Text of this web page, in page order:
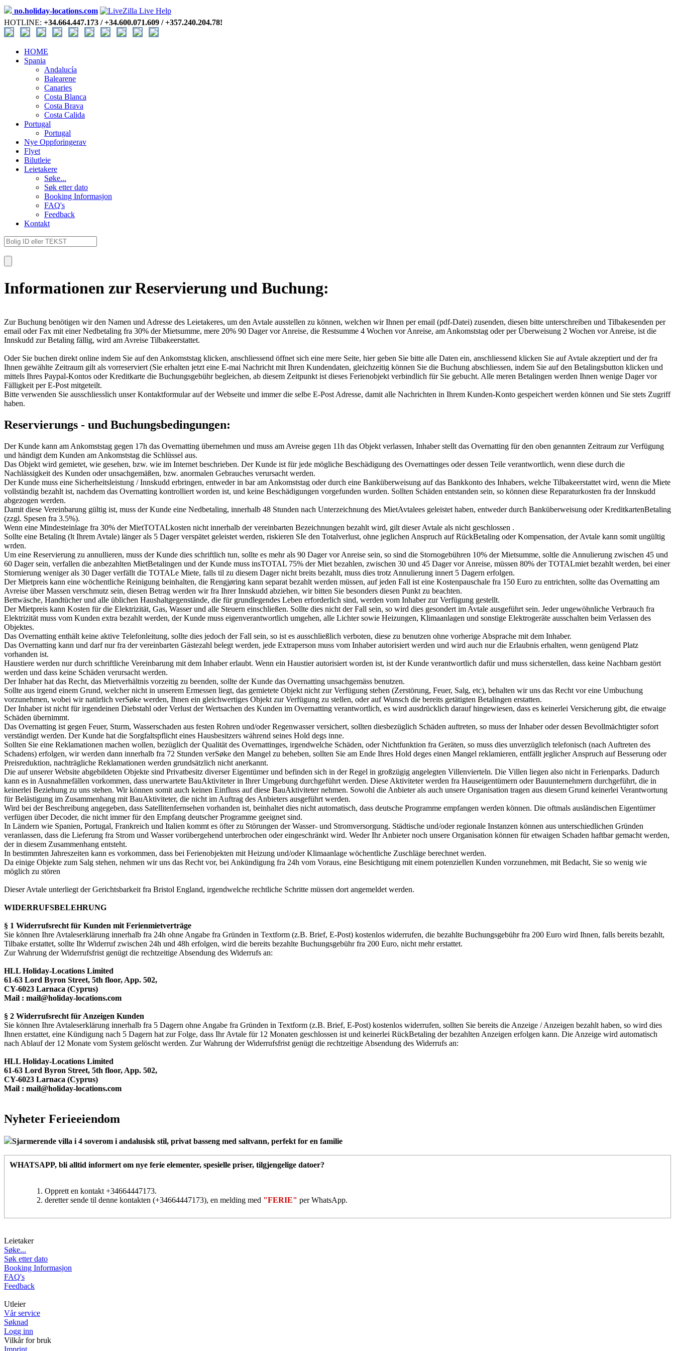
no.holiday-locations.com
HOTLINE: +34.664.447.173 / +34.600.071.609 / +357.240.204.78!
HOME
Spania
Andalucía
Balearene
Canaries
Costa Blanca
Costa Brava
Costa Calida
Portugal
Portugal
Nye Oppforingerav
Flyet
Bilutleie
Leietakere
Søke...
Søk etter dato
Booking Informasjon
FAQ's
Feedback
Kontakt
Informationen zur Reservierung und Buchung:
Zur Buchung benötigen wir den Namen und Adresse des Leietakeres, um den Avtale ausstellen zu können, welchen wir Ihnen per email (pdf-Datei) zusenden, diesen bitte unterschreiben und Tilbakesenden per
email oder Fax mit einer Nedbetaling fra 30% der Mietsumme, mere 20% 90 Dager vor Anreise, die Restsumme 4 Wochen vor Anreise, am Ankomststag oder per Überweisung 2 Wochen vor Anreise, ist die
Innskudd zur Betaling fällig, wird am Avreise Tilbakeerstattet.
Oder Sie buchen direkt online indem Sie auf den Ankomststag klicken, anschliessend öffnet sich eine mere Seite, hier geben Sie bitte alle Daten ein, anschliessend klicken Sie auf Avtale akzeptiert und der fra
Ihnen gewählte Zeitraum gilt als vorreserviert (Sie erhalten jetzt eine E-mai Nachricht mit Ihren Kundendaten, gleichzeitig können Sie die Buchung abschliessen, indem Sie auf den Betalingsbutton klicken und
mittels Ihres Paypal-Kontos oder Kreditkarte die Buchungsgebühr begleichen, ab diesem Zeitpunkt ist dieses Ferienobjekt verbindlich für Sie gebucht. Alle meren Betalingen werden Ihnen wenige Dager vor
Fälligkeit per E-Post mitgeteilt.
Bitte verwenden Sie ausschliesslich unser Kontaktformular auf der Webseite und immer die selbe E-Post Adresse, damit alle Nachrichten in Ihrem Kunden-Konto gespeichert werden können und Sie stets Zugriff
haben.
Reservierungs - und Buchungsbedingungen:
Der Kunde kann am Ankomststag gegen 17h das Overnatting übernehmen und muss am Avreise gegen 11h das Objekt verlassen, Inhaber stellt das Overnatting für den oben genannten Zeitraum zur Verfügung
und händigt dem Kunden am Ankomststag die Schlüssel aus.
Das Objekt wird gemietet, wie gesehen, bzw. wie im Internet beschrieben. Der Kunde ist für jede mögliche Beschädigung des Overnattinges oder dessen Teile verantwortlich, wenn diese durch die
Nachlässigkeit des Kunden oder unsachgemäßen, bzw. anormalen Gebrauches verursacht werden.
Der Kunde muss eine Sicherheitsleistung / Innskudd erbringen, entweder in bar am Ankomststag oder durch eine Banküberweisung auf das Bankkonto des Inhabers, welche Tilbakeerstattet wird, wenn die Miete
vollständig bezahlt ist, nachdem das Overnatting kontrolliert worden ist, und keine Beschädigungen vorgefunden wurden. Sollten Schäden entstanden sein, so können diese Reparaturkosten fra der Innskudd
abgezogen werden.
Damit diese Vereinbarung gültig ist, muss der Kunde eine Nedbetaling, innerhalb 48 Stunden nach Unterzeichnung des MietAvtalees geleistet haben, entweder durch Banküberweisung oder KreditkartenBetaling
(zzgl. Spesen fra 3.5%).
Wenn eine Mindesteinlage fra 30% der MietTOTALkosten nicht innerhalb der vereinbarten Bezeichnungen bezahlt wird, gilt dieser Avtale als nicht geschlossen .
Sollte eine Betaling (lt Ihrem Avtale) länger als 5 Dager verspätet geleistet werden, riskieren SIe den Totalverlust, ohne jeglichen Anspruch auf RückBetaling oder Kompensation, der Avtale kann somit ungültig
wrden.
Um eine Reservierung zu annullieren, muss der Kunde dies schriftlich tun, sollte es mehr als 90 Dager vor Anreise sein, so sind die Stornogebühren 10% der Mietsumme, soltle die Annulierung zwischen 45 und
60 Dager sein, verfallen die anbezahlten MietBetalingen und der Kunde muss insTOTAL 75% der Miet bezahlen, zwischen 30 und 45 Dager vor Anreise, müssen 80% der TOTALmiet bezahlt werden, bei einer
Stornierung weniger als 30 Dager verfällt die TOTALe Miete, falls til zu diesem Dager nicht breits bezahlt, muss dies trotz Annulierung innert 5 Dagern erfolgen.
Der Mietpreis kann eine wöchentliche Reinigung beinhalten, die Rengjøring kann separat bezahlt werden müssen, auf jeden Fall ist eine Kostenpauschale fra 150 Euro zu entrichten, sollte das Overnatting am
Avreise über Massen verschmutz sein, diesen Betrag werden wir fra Ihrer Innskudd abziehen, wir bitten Sie besonders diesen Punkt zu beachten.
Bettwäsche, Handtücher und alle üblichen Haushaltgegenstände, die für grundlegendes Leben erforderlich sind, werden vom Inhaber zur Verfügung gestellt.
Der Mietpreis kann Kosten für die Elektrizität, Gas, Wasser und alle Steuern einschließen. Sollte dies nicht der Fall sein, so wird dies gesondert im Avtale ausgeführt sein. Jeder ungewöhnliche Verbrauch fra
Elektrizität muss vom Kunden extra bezahlt werden, der Kunde muss eigenverantwortlich umgehen, alle Lichter sowie Heizungen, Klimaanlagen und sonstige Elektrogeräte ausschalten beim Verlassen des
Objektes.
Das Overnatting enthält keine aktive Telefonleitung, sollte dies jedoch der Fall sein, so ist es ausschließlich verboten, diese zu benutzen ohne vorherige Absprache mit dem Inhaber.
Das Overnatting kann und darf nur fra der vereinbarten Gästezahl belegt werden, jede Extraperson muss vom Inhaber autorisiert werden und wird auch nur die Erlaubnis erhalten, wenn genügend Platz
vorhanden ist.
Haustiere werden nur durch schriftliche Vereinbarung mit dem Inhaber erlaubt. Wenn ein Haustier autorisiert worden ist, ist der Kunde verantwortlich dafür und muss sicherstellen, dass keine Nachbarn gestört
werden und dass keine Schäden verursacht werden.
Der Inhaber hat das Recht, das Mietverhältnis vorzeitig zu beenden, sollte der Kunde das Overnatting unsachgemäss benutzen.
Sollte aus irgend einem Grund, welcher nicht in unserem Ermessen liegt, das gemietete Objekt nicht zur Verfügung stehen (Zerstörung, Feuer, Salg, etc), behalten wir uns das Recht vor eine Umbuchung
vorzunehmen, wobei wir natürlich verSøke werden, Ihnen ein gleichwertiges Objekt zur Verfügung zu stellen, oder auf Wunsch die bereits getätigten Betalingen erstatten.
Der Inhaber ist nicht für irgendeinen Diebstahl oder Verlust der Wertsachen des Kunden im Overnatting verantwortlich, es wird ausdrücklich darauf hingewiesen, dass es keinerlei Versicherung gibt, die etwaige
Schäden übernimmt.
Das Overnatting ist gegen Feuer, Sturm, Wasserschaden aus festen Rohren und/oder Regenwasser versichert, sollten diesbezüglich Schäden auftreten, so muss der Inhaber oder dessen Bevollmächtigter sofort
verständigt werden. Der Kunde hat die Sorgfaltspflicht eines Hausbesitzers während seines Hold degs inne.
Sollten Sie eine Reklamationen machen wollen, bezüglich der Qualität des Overnattinges, irgendwelche Schäden, oder Nichtfunktion fra Geräten, so muss dies unverzüglich telefonisch (nach Auftreten des
Schadens) erfolgen, wir werden dann innerhalb fra 72 Stunden verSøke den Mangel zu beheben, sollten Sie am Ende Ihres Hold deges einen Mangel reklamieren, entfällt jeglicher Anspruch auf Besserung oder
Preisreduktion, nachträgliche Reklamationen werden grundsätzlich nicht anerkannt.
Die auf unserer Website abgebildeten Objekte sind Privatbesitz diverser Eigentümer und befinden sich in der Regel in großzügig angelegten Villenvierteln. Die Villen liegen also nicht in Ferienparks. Dadurch
kann es in Ausnahmefällen vorkommen, dass unerwartete BauAktiviteter in Ihrer Umgebung durchgeführt werden. Diese Aktiviteter werden fra Hauseigentümern oder Bauunternehmern durchgeführt, die in
keinerlei Beziehung zu uns stehen. Wir können somit auch keinen Einfluss auf diese BauAktiviteter nehmen. Sowohl die Anbieter als auch unsere Organisation tragen aus diesem Grund keinerlei Verantwortung
für Belästigung im Zusammenhang mit BauAktiviteter, die nicht im Auftrag des Anbieters ausgeführt werden.
Wird bei der Beschreibung angegeben, dass Satellitenfernsehen vorhanden ist, beinhaltet dies nicht automatisch, dass deutsche Programme empfangen werden können. Die oftmals ausländischen Eigentümer
verfügen über Decoder, die nicht immer für den Empfang deutscher Programme geeignet sind.
In Ländern wie Spanien, Portugal, Frankreich und Italien kommt es öfter zu Störungen der Wasser- und Stromversorgung. Städtische und/oder regionale Instanzen können aus unterschiedlichen Gründen
veranlassen, dass die Lieferung fra Strom und Wasser vorübergehend unterbrochen oder eingeschränkt wird. Weder Ihr Anbieter noch unsere Organisation können für etwaigen Schaden haftbar gemacht werden,
der in diesem Zusammenhang entsteht.
In bestimmten Jahreszeiten kann es vorkommen, dass bei Ferienobjekten mit Heizung und/oder Klimaanlage wöchentliche Zuschläge berechnet werden.
Da einige Objekte zum Salg stehen, nehmen wir uns das Recht vor, bei Ankündigung fra 24h vom Voraus, eine Besichtigung mit einem potenziellen Kunden vorzunehmen, mit Bedacht, Sie so wenig wie
möglich zu stören
Dieser Avtale unterliegt der Gerichtsbarkeit fra Bristol England, irgendwelche rechtliche Schritte müssen dort angemeldet werden.
WIDERRUFSBELEHRUNG
§ 1 Widerrufsrecht für Kunden mit Ferienmietverträge
Sie können Ihre Avtaleserklärung innerhalb fra 24h ohne Angabe fra Gründen in Textform (z.B. Brief, E-Post) kostenlos widerrufen, die bezahlte Buchungsgebühr fra 200 Euro wird Ihnen, falls bereits bezahlt,
Tilbake erstattet, sollte Ihr Widerruf zwischen 24h und 48h erfolgen, wird die bereits bezahlte Buchungsgebühr fra 200 Euro, nicht mehr erstattet.
Zur Wahrung der Widerrufsfrist genügt die rechtzeitige Absendung des Widerrufs an:
HLL Holiday-Locations Limited
61-63 Lord Byron Street, 5th floor, App. 502,
CY-6023 Larnaca (Cyprus)
Mail : mail@holiday-locations.com
§ 2 Widerrufsrecht für Anzeigen Kunden
Sie können Ihre Avtaleserklärung innerhalb fra 5 Dagern ohne Angabe fra Gründen in Textform (z.B. Brief, E-Post) kostenlos widerrufen, sollten Sie bereits die Anzeige / Anzeigen bezahlt haben, so wird dies
Ihnen erstattet, eine Kündigung nach 5 Dagern hat zur Folge, dass Ihr Avtale für 12 Monaten geschlossen ist und keinerlei RückBetaling der bezahlten Anzeigen erfolgen kann. Die Anzeige wird automatisch
nach Ablauf der 12 Monate vom System gelöscht werden. Zur Wahrung der Widerrufsfrist genügt die rechtzeitige Absendung des Widerrufs an:
HLL Holiday-Locations Limited
61-63 Lord Byron Street, 5th floor, App. 502,
CY-6023 Larnaca (Cyprus)
Mail : mail@holiday-locations.com
Nyheter Ferieeiendom
Sjarmerende villa i 4 soverom i andalusisk stil, privat basseng med saltvann, perfekt for en familie
WHATSAPP, bli alltid informert om nye ferie elementer, spesielle priser, tilgjengelige datoer?
Opprett en kontakt +34664447173.
deretter sende til denne kontakten (+34664447173), en melding med "FERIE" per WhatsApp.
Leietaker
Søke...
Søk etter dato
Booking Informasjon
FAQ's
Feedback
Utleier
Vår service
Søknad
Logg inn
Vilkår for bruk
Imprint